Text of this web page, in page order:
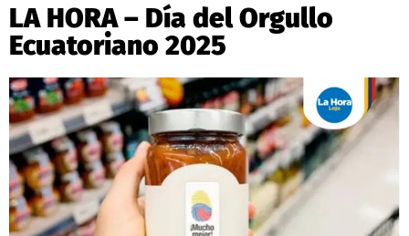
LA HORA – Día del Orgullo
Ecuatoriano 2025